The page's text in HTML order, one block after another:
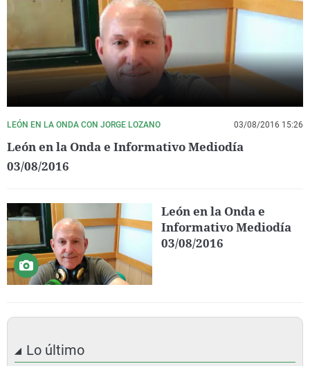
LEÓN EN LA ONDA CON JORGE LOZANO 03/08/2016 15:26
León en la Onda e Informativo Mediodía
03/08/2016
León en la Onda e
Informativo Mediodía
03/08/2016
Lo último